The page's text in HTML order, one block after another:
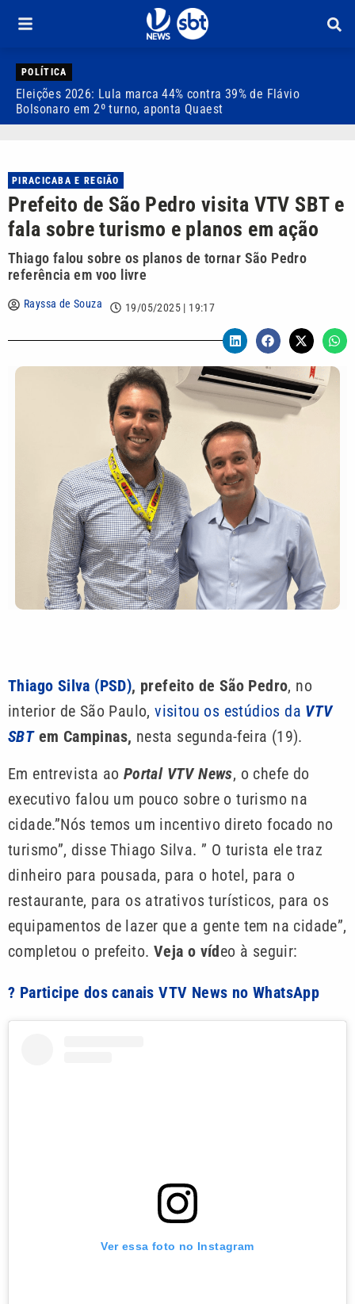
POLÍTICA
Eleições 2026: Lula marca 44% contra 39% de Flávio
Bolsonaro em 2º turno, aponta Quaest
PIRACICABA E REGIÃO
Prefeito de São Pedro visita VTV SBT e
fala sobre turismo e planos em ação
Thiago falou sobre os planos de tornar São Pedro
referência em voo livre
Rayssa de Souza 19/05/2025 | 19:17
Thiago Silva (PSD), prefeito de São Pedro, no
interior de São Paulo,visitou os estúdios da VTV
SBTem Campinas, nesta segunda-feira (19).
Em entrevista ao Portal VTV News, o chefe do
executivo falou um pouco sobre o turismo na
cidade.”Nós temos um incentivo direto focado no
turismo”, disse Thiago Silva. ” O turista ele traz
dinheiro para pousada, para o hotel, para o
restaurante, para os atrativos turísticos, para os
equipamentos de lazer que a gente tem na cidade”,
completou o prefeito. Veja o vídeo à seguir:
? Participe dos canais VTV News no WhatsApp
Ver essa foto no Instagram